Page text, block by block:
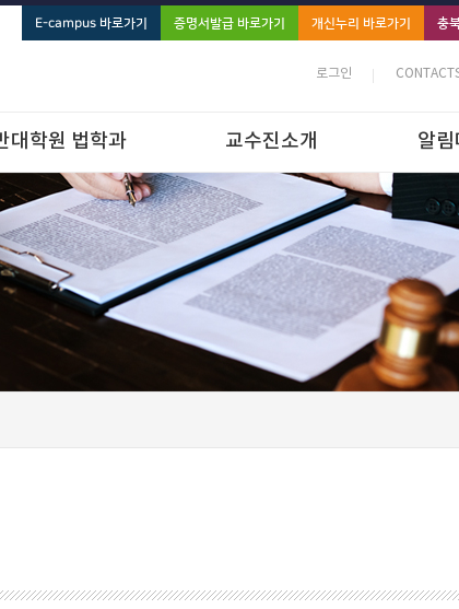
E-campus 바로가기 증명서발급 바로가기 개신누리 바로가기 충
로그인
대학원 법학과 교수진소개 알